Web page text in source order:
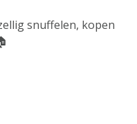
snuffelen, kopen